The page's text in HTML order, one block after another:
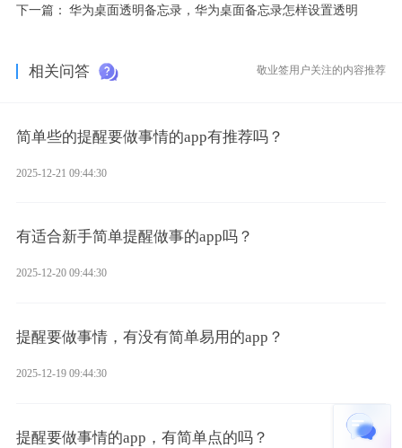
下一篇： 华为桌面透明备忘录，华为桌面备忘录怎样设置透明
相关问答 敬业签用户关注的内容推荐
简单些的提醒要做事情的app有推荐吗？
2025-12-21 09:44:30
有适合新手简单提醒做事的app吗？
2025-12-20 09:44:30
提醒要做事情，有没有简单易用的app？
2025-12-19 09:44:30
提醒要做事情的app，有简单点的吗？